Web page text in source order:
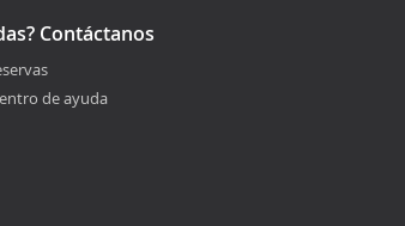
Contáctanos
de ayuda